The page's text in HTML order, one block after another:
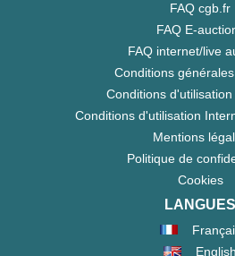
FAQ cgb.fr
FAQ E-
FAQ internet/live
Conditions
Conditions
Conditions d'utilisation
Mentions
Politique de
Cookies
LANGUES
English